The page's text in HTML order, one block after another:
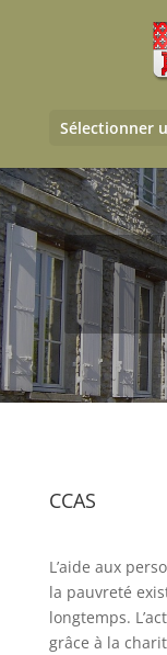
Sélectionner
CCAS
L’aide aux
la pauvreté
longtemps.
grâce à la